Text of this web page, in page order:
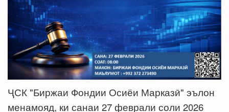
ҶСК "Биржаи Фондии Осиёи Марказӣ" эълон
менамояд, ки санаи 27 феврали соли 2026